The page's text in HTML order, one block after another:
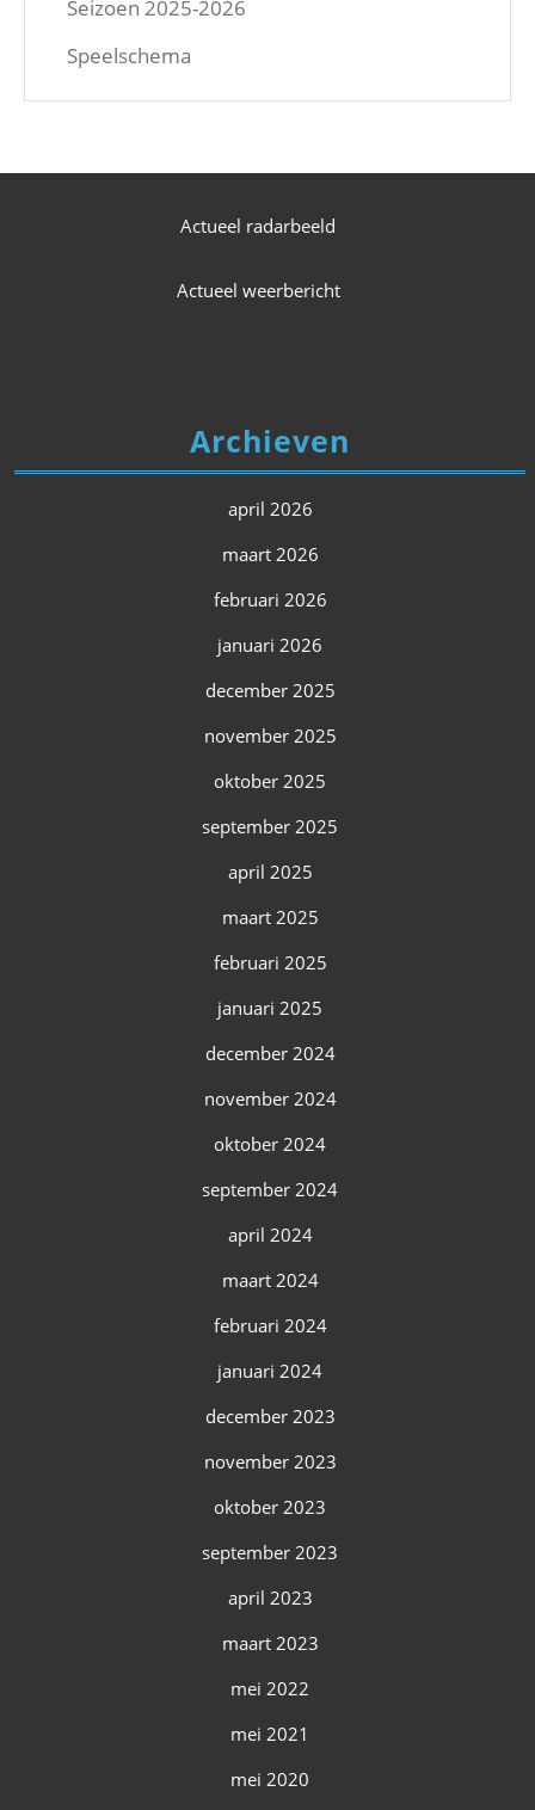
Seizoen 2025-2026
Speelschema
Actueel radarbeeld
Actueel weerbericht
Archieven
april 2026
maart 2026
februari 2026
januari 2026
december 2025
november 2025
oktober 2025
september 2025
april 2025
maart 2025
februari 2025
januari 2025
december 2024
november 2024
oktober 2024
september 2024
april 2024
maart 2024
februari 2024
januari 2024
december 2023
november 2023
oktober 2023
september 2023
april 2023
maart 2023
mei 2022
mei 2021
mei 2020